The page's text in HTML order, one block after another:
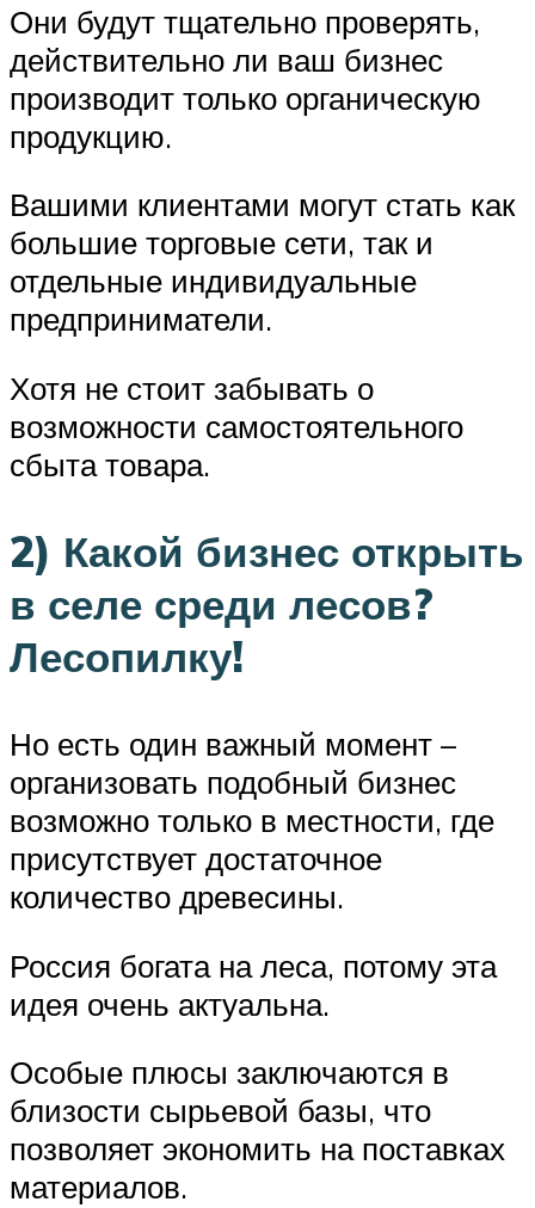
Они будут тщательно проверять,
действительно ли ваш бизнес
производит только органическую
продукцию.
Вашими клиентами могут стать как
большие торговые сети, так и
отдельные индивидуальные
предприниматели.
Хотя не стоит забывать о
возможности самостоятельного
сбыта товара.
2) Какой бизнес открыть
в селе среди лесов?
Лесопилку!
Но есть один важный момент –
организовать подобный бизнес
возможно только в местности, где
присутствует достаточное
количество древесины.
Россия богата на леса, потому эта
идея очень актуальна.
Особые плюсы заключаются в
близости сырьевой базы, что
позволяет экономить на поставках
материалов.